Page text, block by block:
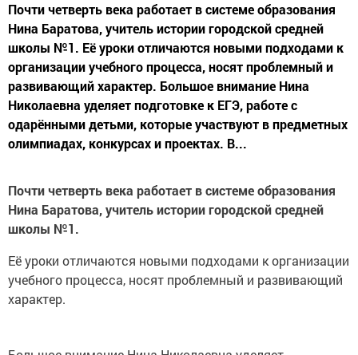
Почти четверть века работает в системе образования
Нина Баратова, учитель истории городской средней
школы №1. Её уроки отличаются новыми подходами к
организации учебного процесса, носят проблемный и
развивающий характер. Большое внимание Нина
Николаевна уделяет подготовке к ЕГЭ, работе с
одарёнными детьми, которые участвуют в предметных
олимпиадах, конкурсах и проектах. В...
Почти четверть века работает в системе образования
Нина Баратова, учитель истории городской средней
школы №1.
Её уроки отличаются новыми подходами к организации
учебного процесса, носят проблемный и развивающий
характер.